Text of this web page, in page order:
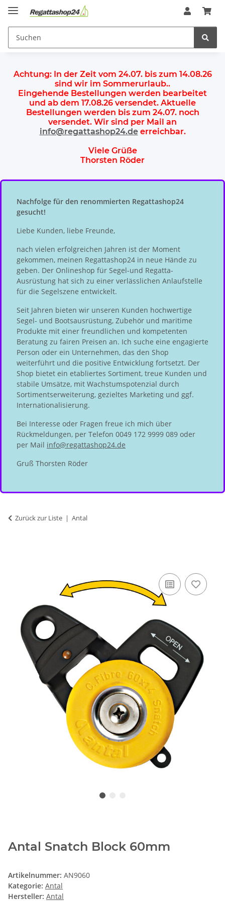
Achtung: In der Zeit vom 24.07. bis zum 14.08.26
sind wir im Sommerurlaub..
Eingehende Bestellungen werden bearbeitet
und ab dem 17.08.26 versendet. Aktuelle
Bestellungen werden bis zum 24.07.noch
versendet. Wir sind per Mail an
info@regattashop24.deerreichbar.
Viele Grüße
Thorsten Röder
Nachfolge für den renommierten Regattashop24
gesucht!
Liebe Kunden, liebe Freunde,
nach vielen erfolgreichen Jahren ist der Moment
gekommen, meinen Regattashop24 in neue Hände zu
geben. Der Onlineshop für Segel-und Regatta-
Ausrüstung hat sich zu einer verlässlichen Anlaufstelle
für die Segelszene entwickelt.
Seit Jahren bieten wir unseren Kunden hochwertige
Segel- und Bootsausrüstung, Zubehör und maritime
Produkte mit einer freundlichen und kompetenten
Beratung zu fairen Preisen an. Ich suche eine engagierte
Person oder ein Unternehmen, das den Shop
weiterführt und die positive Entwicklung fortsetzt. Der
Shop bietet ein etabliertes Sortiment, treue Kunden und
stabile Umsätze, mit Wachstumspotenzial durch
Sortimentserweiterung, gezieltes Marketing und ggf.
Internationalisierung.
Bei Interesse oder Fragen freue ich mich über
Rückmeldungen, per Telefon 0049 172 9999 089 oder
per Mail info@regattashop24.de
Gruß Thorsten Röder
Zurück zur Liste Antal
Antal Snatch Block 60mm
Artikelnummer: AN9060
Kategorie: Antal
Hersteller: Antal